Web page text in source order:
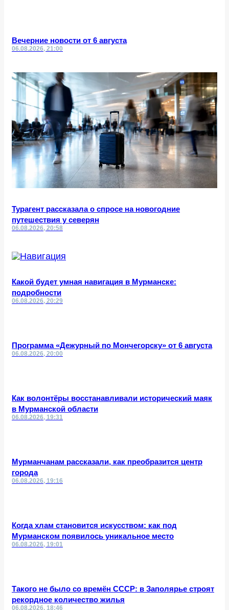
Вечерние новости от 6 августа
06.08.2026, 21:00
Турагент рассказала о спросе на новогодние
путешествия у северян
06.08.2026, 20:58
Какой будет умная навигация в Мурманске:
подробности
06.08.2026, 20:29
Программа «Дежурный по Мончегорску» от 6 августа
06.08.2026, 20:00
Как волонтёры восстанавливали исторический маяк
в Мурманской области
06.08.2026, 19:31
Мурманчанам рассказали, как преобразится центр
города
06.08.2026, 19:16
Когда хлам становится искусством: как под
Мурманском появилось уникальное место
06.08.2026, 19:01
Такого не было со времён СССР: в Заполярье строят
рекордное количество жилья
06.08.2026, 18:46